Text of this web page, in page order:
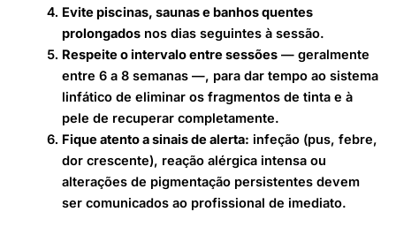
Evite piscinas, saunas e banhos quentes
prolongados nos dias seguintes à sessão.
Respeite o intervalo entre sessões — geralmente
entre 6 a 8 semanas —, para dar tempo ao sistema
linfático de eliminar os fragmentos de tinta e à
pele de recuperar completamente.
Fique atento a sinais de alerta: infeção (pus, febre,
dor crescente), reação alérgica intensa ou
alterações de pigmentação persistentes devem
ser comunicados ao profissional de imediato.